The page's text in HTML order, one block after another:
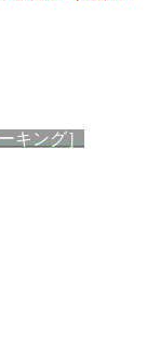
キング］